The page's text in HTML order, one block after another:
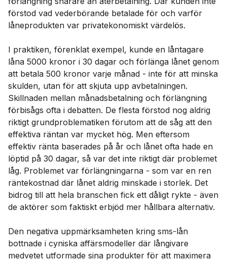
förstod vad vederbörande betalade för och varför
låneprodukten var privatekonomiskt värdelös.
I praktiken, förenklat exempel, kunde en låntagare
låna 5000 kronor i 30 dagar och förlänga lånet genom
att betala 500 kronor varje månad - inte för att minska
skulden, utan för att skjuta upp avbetalningen.
Skillnaden mellan månadsbetalning och förlängning
förbisågs ofta i debatten. De flesta förstod nog aldrig
riktigt grundproblematiken förutom att de såg att den
effektiva räntan var mycket hög. Men eftersom
effektiv ränta baserades på år och lånet ofta hade en
löptid på 30 dagar, så var det inte riktigt där problemet
låg. Problemet var förlängningarna - som var en ren
räntekostnad där lånet aldrig minskade i storlek. Det
bidrog till att hela branschen fick ett dåligt rykte - även
de aktörer som faktiskt erbjöd mer hållbara alternativ.
Den negativa uppmärksamheten kring sms-lån
bottnade i cyniska affärsmodeller där långivare
medvetet utformade sina produkter för att maximera